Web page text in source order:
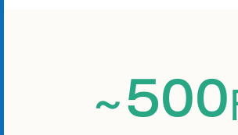
～500